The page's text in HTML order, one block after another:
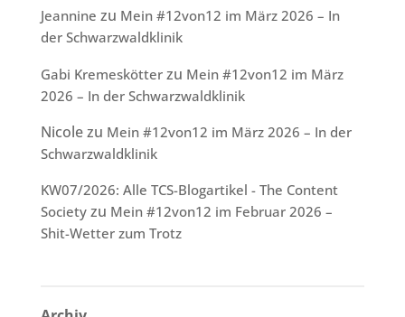
Jeannine zu Mein #12von12 im März 2026 – In
der Schwarzwaldklinik
Gabi Kremeskötterzu Mein #12von12 im März
2026 – In der Schwarzwaldklinik
Nicolezu Mein #12von12 im März 2026 – In der
Schwarzwaldklinik
KW07/2026: Alle TCS-Blogartikel - The Content
Societyzu Mein #12von12 im Februar 2026 –
Shit-Wetter zum Trotz